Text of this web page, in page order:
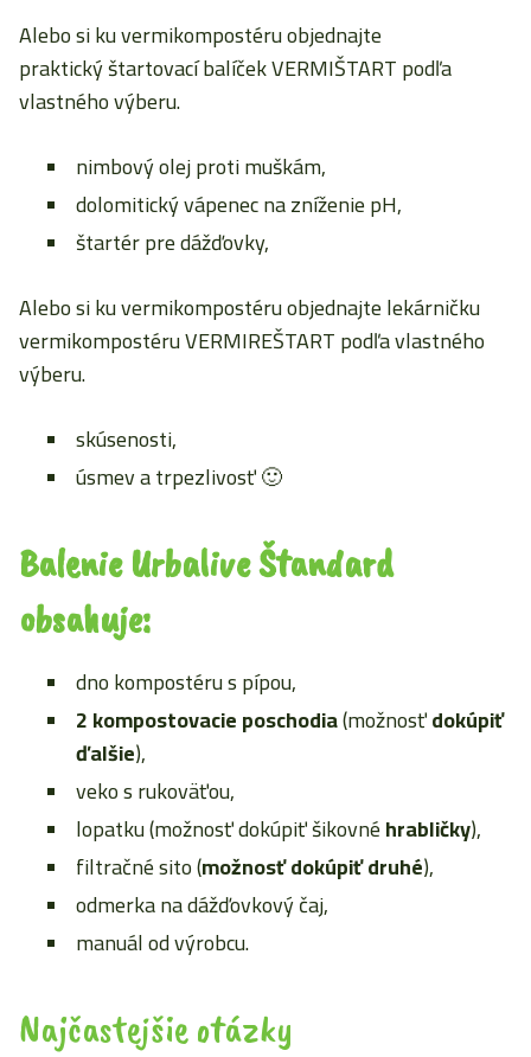
Alebo si ku vermikompostéru objednajte
praktický štartovací balíček VERMIŠTART podľa
vlastného výberu.
nimbový olej proti muškám,
dolomitický vápenec na zníženie pH,
štartér pre dážďovky,
Alebo si ku vermikompostéru objednajte lekárničku
vermikompostéru VERMIREŠTART podľa vlastného
výberu.
skúsenosti,
úsmev a trpezlivosť 🙂
Balenie Urbalive Štandard
obsahuje:
dno kompostéru s pípou,
2 kompostovacie poschodia(možnosťdokúpiť
ďalšie),
veko s rukoväťou,
lopatku (možnosť dokúpiť šikovnéhrabličky),
filtračné sito (možnosť dokúpiť druhé),
odmerka na dážďovkový čaj,
manuál od výrobcu.
Najčastejšie otázky